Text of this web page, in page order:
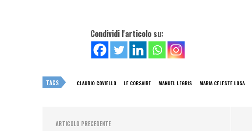
Condividi l'articolo su:
TAGS CLAUDIO COVIELLO LE CORSAIRE MANUEL LEGRIS MARIA CELESTE LOSA
ARTICOLO PRECEDENTE